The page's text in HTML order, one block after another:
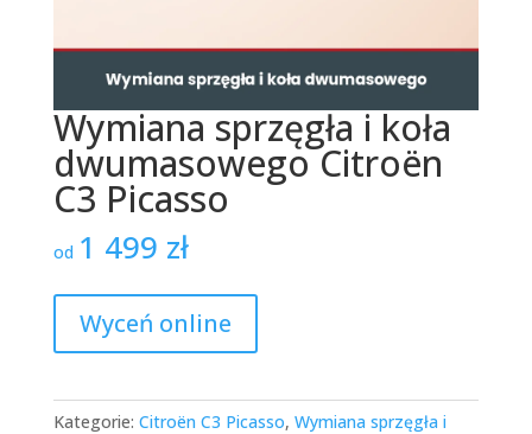
Wymiana sprzęgła i koła
dwumasowego Citroën
C3 Picasso
od 1 499 zł
Wyceń online
Kategorie: Citroën C3 Picasso, Wymiana sprzęgła i